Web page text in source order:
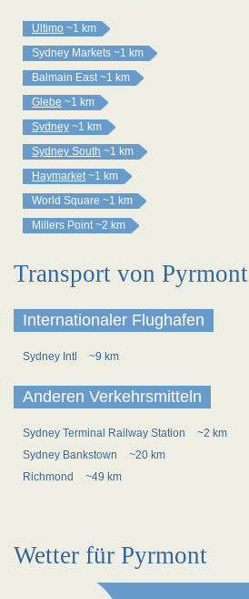
Ultimo ~1 km
Sydney Markets ~1 km
Balmain East ~1 km
Glebe ~1 km
Sydney ~1 km
Sydney South ~1 km
Haymarket ~1 km
World Square ~1 km
Millers Point ~2 km
Transport von Pyrmont
Internationaler Flughafen
Sydney Intl ~9 km
Anderen Verkehrsmitteln
Sydney Terminal Railway Station
~2 km
Sydney Bankstown
~20 km
Richmond
~49 km
Wetter für Pyrmont